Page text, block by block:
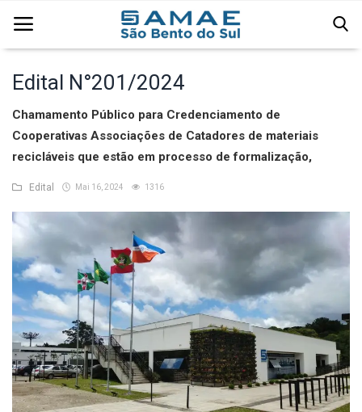
Página Inicial
Água
Comercial
Edital
Esgoto
Institucional
Licitação
Resíduos Sólidos Urbanos
Estrutura
Edital N°201/2024
Chamamento Público para Credenciamento de
Cooperativas Associações de Catadores de materiais
recicláveis que estão em processo de formalização,
Edital Mai 16, 2024 1316